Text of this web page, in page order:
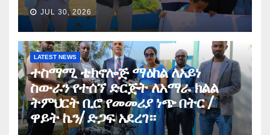
JUL 30, 2026
LATEST NEWS
ተስማሚ ቴክኖሎጅ ማዕከል ለአይነ
ስውራን የተሰኘ ድርጅት ለአማራ ክልል
ትምህርት ቢሮ የመመሪያ ነጭ በትር /
ዋይት ኬን/ ድጋፍ አደረገ።